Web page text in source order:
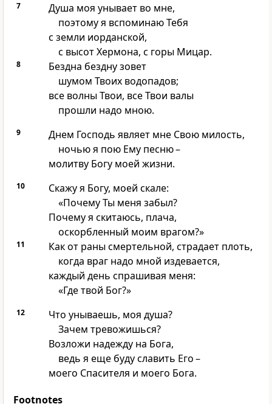
7
Душа моя унывает во мне,
поэтому я вспоминаю Тебя
с земли иорданской,
с высот Хермона, с горы Мицар.
8
Бездна бездну зовет
шумом Твоих водопадов;
все волны Твои, все Твои валы
прошли надо мною.
9
Днем Господь являет мне Свою милость,
ночью я пою Ему песню –
молитву Богу моей жизни.
10
Скажу я Богу, моей скале:
«Почему Ты меня забыл?
Почему я скитаюсь, плача,
оскорбленный моим врагом?»
11
Как от раны смертельной, страдает плоть,
когда враг надо мной издевается,
каждый день спрашивая меня:
«Где твой Бог?»
12
Что унываешь, моя душа?
Зачем тревожишься?
Возложи надежду на Бога,
ведь я еще буду славить Его –
моего Спасителя и моего Бога.
Footnotes